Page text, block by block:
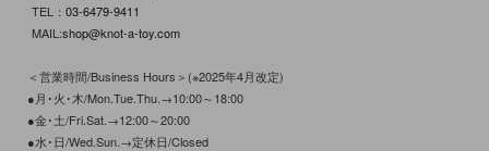
TEL： 03-6479-9411
MAIL:shop@knot-a-toy.com
＜営業時間/Business Hours＞(※2025年4月改定)
●月･火･木/Mon.Tue.Thu.→10:00～18:00
●金･土/Fri.Sat.→12:00～20:00
●水･日/Wed.Sun.→定休日/Closed